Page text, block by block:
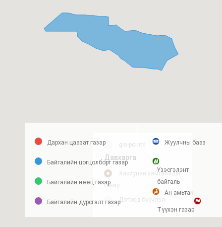
Дархан цаазат газар
Байгалийн цогцолборт газар
Байгалийн нөөц газар
Байгалийн дурсгалт газар
Жуулчны бааз
Үзэсгэлэнт
байгаль
Ан амьтан
Түүхэн газар
gis-points
Давхарга
Хариуцан хамгаалдаг
газар
Дотоод бүсчлэл